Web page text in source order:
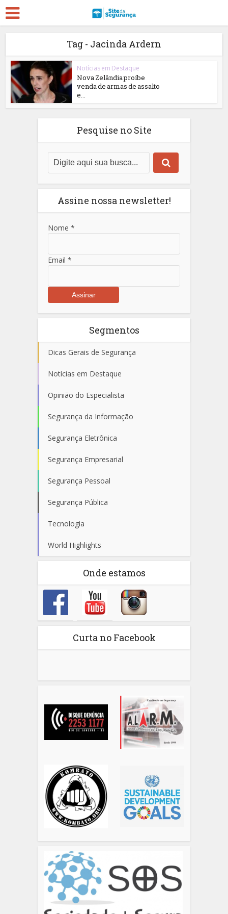
Tag - Jacinda Ardern
Notícias em Destaque
Nova Zelândia proíbe
venda de armas de assalto
e...
Pesquise no Site
Assine nossa newsletter!
Nome *
Email *
Segmentos
Dicas Gerais de Segurança
Notícias em Destaque
Opinião do Especialista
Segurança da Informação
Segurança Eletrônica
Segurança Empresarial
Segurança Pessoal
Segurança Pública
Tecnologia
World Highlights
Onde estamos
Curta no Facebook